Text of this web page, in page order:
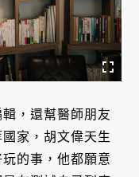
，還幫醫師朋友
家，胡文偉天生
的事，他都願意